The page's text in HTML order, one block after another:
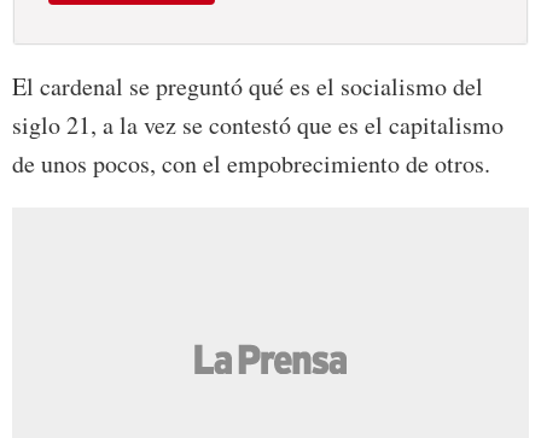
El cardenal se preguntó qué es el socialismo del
siglo 21, a la vez se contestó que es el capitalismo
de unos pocos, con el empobrecimiento de otros.